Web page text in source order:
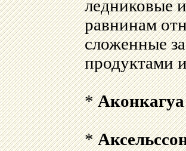
ледниковые
равнинам
сложенные
продуктами
*Аконкагуа
*